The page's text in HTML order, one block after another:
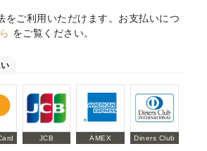
をご利用いただけます。お支払いにつ
をご覧ください。
JCB AMEX Diners Club